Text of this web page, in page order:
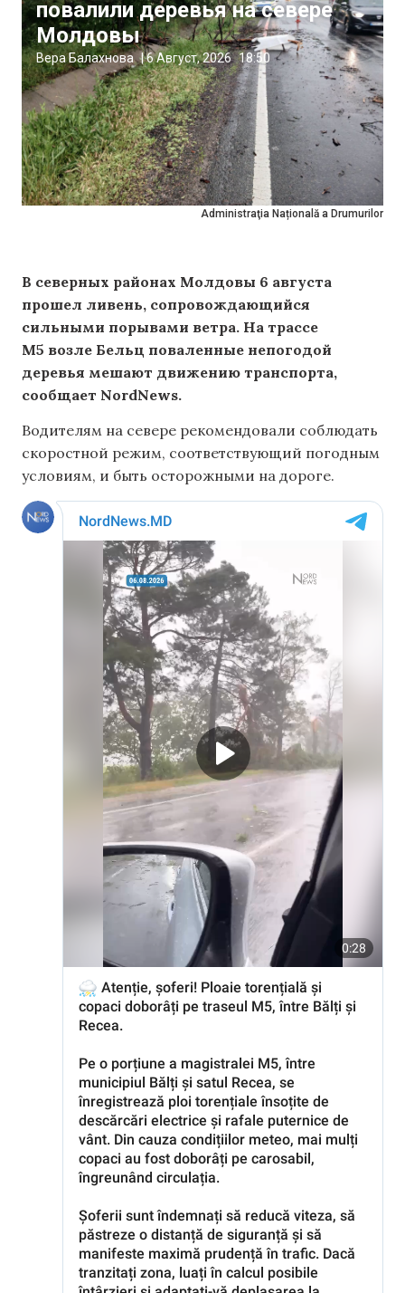
Administraţia Națională a Drumurilor
повалили деревья на севере
Молдовы
Вера Балахнова |6 Август, 2026 18:50
В северных районах Молдовы 6 августа
прошел ливень, сопровождающийся
сильными порывами ветра. На трассе
М5 возле Бельц поваленные непогодой
деревья мешают движению транспорта,
сообщает NordNews.
Водителям на севере рекомендовали соблюдать
скоростной режим, соответствующий погодным
условиям, и быть осторожными на дороге.